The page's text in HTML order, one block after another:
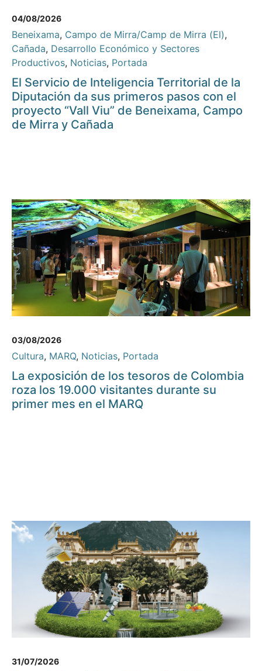
04/08/2026
Beneixama, Campo de Mirra/Camp de Mirra (El),
Cañada, Desarrollo Económico y Sectores
Productivos, Noticias, Portada
El Servicio de Inteligencia Territorial de la
Diputación da sus primeros pasos con el
proyecto “Vall Viu” de Beneixama, Campo
de Mirra y Cañada
03/08/2026
Cultura, MARQ, Noticias, Portada
La exposición de los tesoros de Colombia
roza los 19.000 visitantes durante su
primer mes en el MARQ
31/07/2026